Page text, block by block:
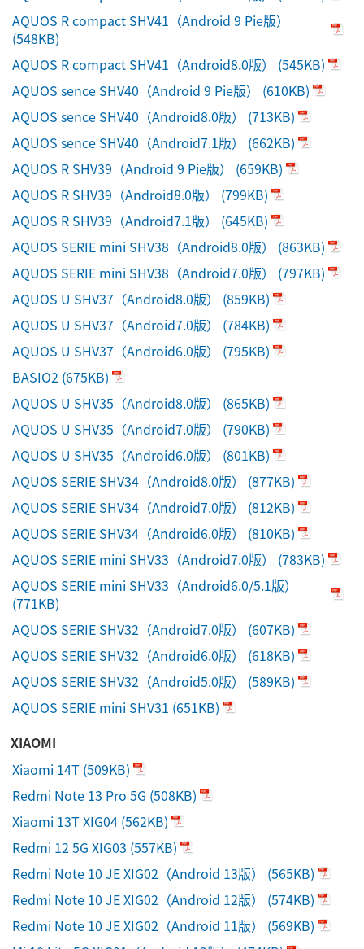
AQUOS R compact SHV41（Android 9 Pie版）
(548KB)
AQUOS R compact SHV41（Android8.0版） (545KB)
AQUOS sence SHV40（Android 9 Pie版） (610KB)
AQUOS sence SHV40（Android8.0版） (713KB)
AQUOS sence SHV40（Android7.1版） (662KB)
AQUOS R SHV39（Android 9 Pie版） (659KB)
AQUOS R SHV39（Android8.0版） (799KB)
AQUOS R SHV39（Android7.1版） (645KB)
AQUOS SERIE mini SHV38（Android8.0版） (863KB)
AQUOS SERIE mini SHV38（Android7.0版） (797KB)
AQUOS U SHV37（Android8.0版） (859KB)
AQUOS U SHV37（Android7.0版） (784KB)
AQUOS U SHV37（Android6.0版） (795KB)
BASIO2 (675KB)
AQUOS U SHV35（Android8.0版） (865KB)
AQUOS U SHV35（Android7.0版） (790KB)
AQUOS U SHV35（Android6.0版） (801KB)
AQUOS SERIE SHV34（Android8.0版） (877KB)
AQUOS SERIE SHV34（Android7.0版） (812KB)
AQUOS SERIE SHV34（Android6.0版） (810KB)
AQUOS SERIE mini SHV33（Android7.0版） (783KB)
AQUOS SERIE mini SHV33（Android6.0/5.1版）
(771KB)
AQUOS SERIE SHV32（Android7.0版） (607KB)
AQUOS SERIE SHV32（Android6.0版） (618KB)
AQUOS SERIE SHV32（Android5.0版） (589KB)
AQUOS SERIE mini SHV31 (651KB)
XIAOMI
Xiaomi 14T (509KB)
Redmi Note 13 Pro 5G (508KB)
Xiaomi 13T XIG04 (562KB)
Redmi 12 5G XIG03 (557KB)
Redmi Note 10 JE XIG02（Android 13版） (565KB)
Redmi Note 10 JE XIG02（Android 12版） (574KB)
Redmi Note 10 JE XIG02（Android 11版） (569KB)